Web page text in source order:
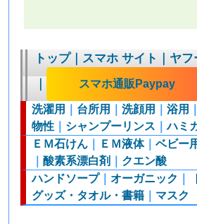
トップ｜スマホ サイト｜ヤフ
｜
スマホ通販Paypay
洗濯用 台所用 ｜洗顔用 ｜浴用
物性
シャンプーリンス ｜ハミ
ＥＭ石けん
ＥＭ液体｜ベビー
｜酸素系漂白剤
クエン酸
ハンドソープ｜オーガニック
グッズ・タオル・書籍
マスク